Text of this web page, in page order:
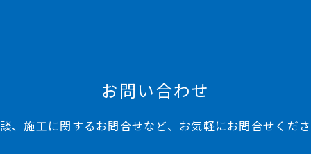
お問い合わせ
、施工に関するお問合せなど、お気軽にお問合せくだ